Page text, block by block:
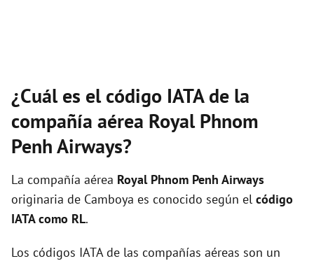
¿Cuál es el código IATA de la
compañía aérea Royal Phnom
Penh Airways?
La compañía aérea Royal Phnom Penh Airways
originaria de Camboya es conocido según el código
IATA como RL.
Los códigos IATA de las compañías aéreas son un